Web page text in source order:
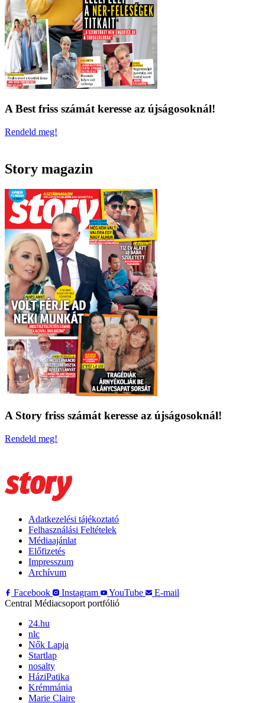
A Best friss számát keresse az újságosoknál!
Rendeld meg!
Story magazin
A Story friss számát keresse az újságosoknál!
Rendeld meg!
Adatkezelési tájékoztató
Felhasználási Feltételek
Médiaajánlat
Előfizetés
Impresszum
Archívum
Facebook
Instagram YouTube
E-mail
Central Médiacsoport portfólió
24.hu
nlc
Nők Lapja
Startlap
nosalty
HáziPatika
Krémmánia
Marie Claire